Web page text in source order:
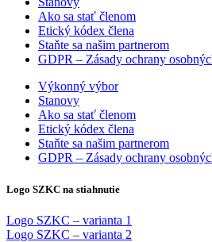
Ako sa stať členom
Etický kódex člena
Staňte sa našim partnerom
GDPR – Zásady ochrany
Výkonný výbor
Stanovy
Ako sa stať členom
Etický kódex člena
Staňte sa našim partnerom
GDPR – Zásady ochrany
Logo SZKC na stiahnutie
Logo SZKC – varianta 1
Logo SZKC – varianta 2